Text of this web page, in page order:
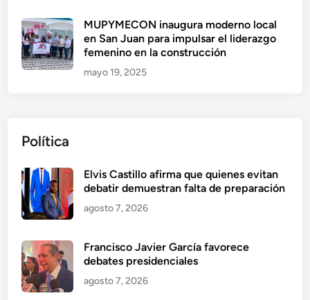
MUPYMECON inaugura moderno local
en San Juan para impulsar el liderazgo
femenino en la construcción
mayo 19, 2025
Política
Elvis Castillo afirma que quienes evitan
debatir demuestran falta de preparación
agosto 7, 2026
Francisco Javier García favorece
debates presidenciales
agosto 7, 2026